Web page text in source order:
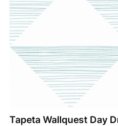
Tapeta Wallquest Day